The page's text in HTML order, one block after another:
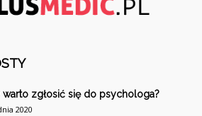
warto zgłosić się do psychologa?
2020